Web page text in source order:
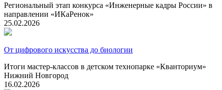
Региональный этап конкурса «Инженерные кадры России» в
направлении «ИКаРенок»
25.02.2026
От цифрового искусства до биологии
Итоги мастер-классов в детском технопарке «Кванториум»
Нижний Новгород
16.02.2026